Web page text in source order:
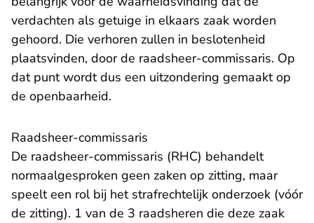
verdachten als getuige in elkaars zaak worden
gehoord. Die verhoren zullen in beslotenheid
plaatsvinden, door de raadsheer-commissaris. Op
dat punt wordt dus een uitzondering gemaakt op
de openbaarheid.
Raadsheer-commissaris
De raadsheer-commissaris (RHC) behandelt
normaalgesproken geen zaken op zitting, maar
speelt een rol bij het strafrechtelijk onderzoek (vóór
de zitting). 1 van de 3 raadsheren die deze zaak